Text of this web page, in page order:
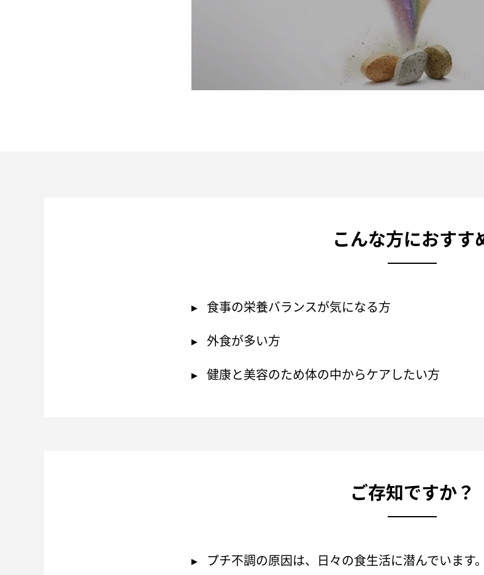
こんな方におすす
食事の栄養バランスが気になる方​
外食が多い方​
健康と美容のため体の中からケアしたい方
ご存知ですか？
プチ不調の原因は、日々の食生活に潜んでいます。​